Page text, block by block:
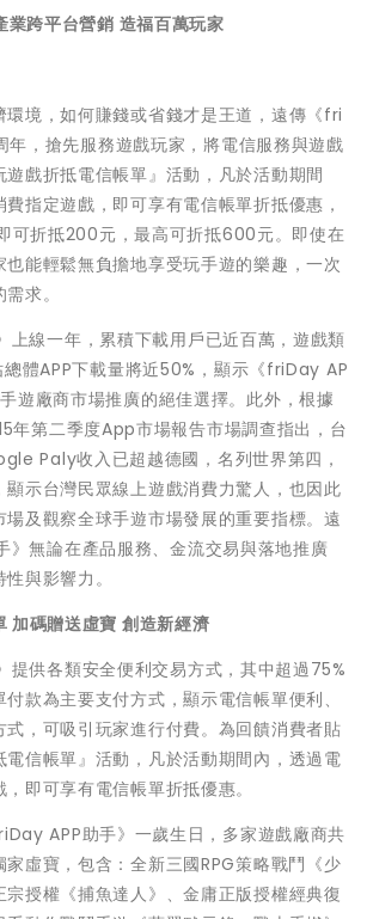
業跨平台營銷 造福百萬玩家
環境，如何賺錢或省錢才是王道，遠傳《fri
年，搶先服務遊戲玩家，將電信服務與遊戲
戲折抵電信帳單』活動，凡於活動期間
指定遊戲，即可享有電信帳單折抵優惠，
可折抵200元，最高可折抵600元。即使在
能輕鬆無負擔地享受玩手遊的樂趣，一次
求。
上線一年，累積下載用戶已近百萬，遊戲類
總體APP下載量將近50%，顯示《friDay AP
遊廠商市場推廣的絕佳選擇。此外，根據
年第二季度App市場報告市場調查指出，台
Paly收入已超越德國，名列世界第四，
示台灣民眾線上遊戲消費力驚人，也因此
及觀察全球手遊市場發展的重要指標。遠
無論在產品服務、金流交易與落地推廣
與影響力。
加碼贈送虛寶 創造新經濟
提供各類安全便利交易方式，其中超過75%
款為主要支付方式，顯示電信帳單便利、
，可吸引玩家進行付費。為回饋消費者貼
信帳單』活動，凡於活動期間內，透過電
即可享有電信帳單折抵優惠。
APP助手》一歲生日，多家遊戲廠商共
虛寶，包含：全新三國RPG策略戰鬥《少
授權《捕魚達人》、金庸正版授權經典復